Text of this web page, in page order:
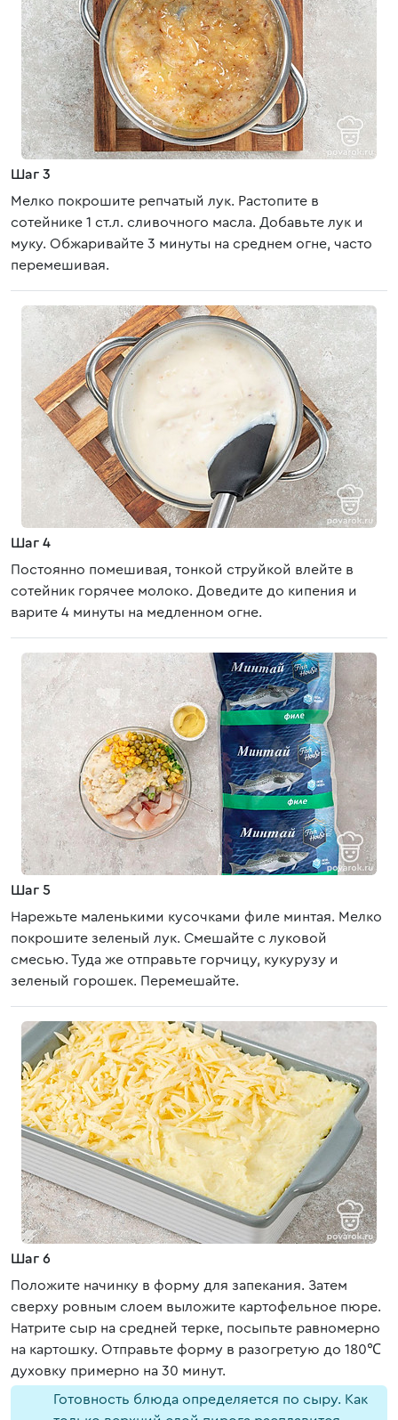
Шаг 3
Мелко покрошите репчатый лук. Растопите в
сотейнике 1 ст.л. сливочного масла. Добавьте лук и
муку. Обжаривайте 3 минуты на среднем огне, часто
перемешивая.
Шаг 4
Постоянно помешивая, тонкой струйкой влейте в
сотейник горячее молоко. Доведите до кипения и
варите 4 минуты на медленном огне.
Шаг 5
Нарежьте маленькими кусочками филе минтая. Мелко
покрошите зеленый лук. Смешайте с луковой
смесью. Туда же отправьте горчицу, кукурузу и
зеленый горошек. Перемешайте.
Шаг 6
Положите начинку в форму для запекания. Затем
сверху ровным слоем выложите картофельное пюре.
Натрите сыр на средней терке, посыпьте равномерно
на картошку. Отправьте форму в разогретую до 180℃
духовку примерно на 30 минут.
Готовность блюда определяется по сыру. Как